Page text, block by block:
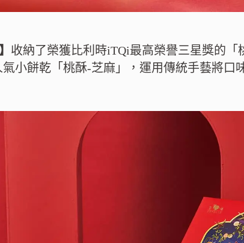
收納了榮獲比利時iTQi最高榮譽三星獎的
小餅乾「桃酥-芝麻」，運用傳統手藝將口